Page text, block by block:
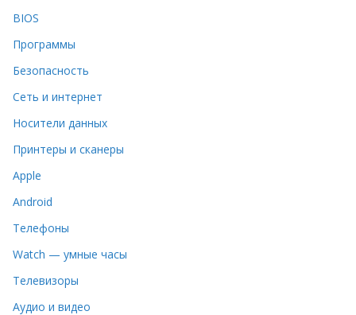
BIOS
Программы
Безопасность
Сеть и интернет
Носители данных
Принтеры и сканеры
Apple
Android
Телефоны
Watch — умные часы
Телевизоры
Аудио и видео